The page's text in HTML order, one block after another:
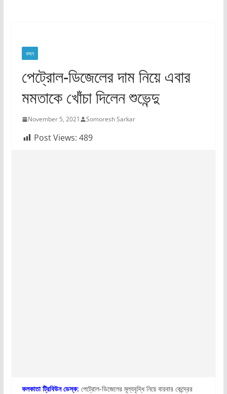
রাজ্য​
পেট্রোল-ডিজেলের দাম নিয়ে এবার
মমতাকে খোঁচা দিলেন শুভেন্দু
November 5, 2021 Somoresh Sarkar
Post Views: 489
কলকাতা ট্রিবিউন ডেস্ক: পেট্রোল-ডিজেলের মূল্যবৃদ্ধি নিয়ে বারবার কেন্দ্রের